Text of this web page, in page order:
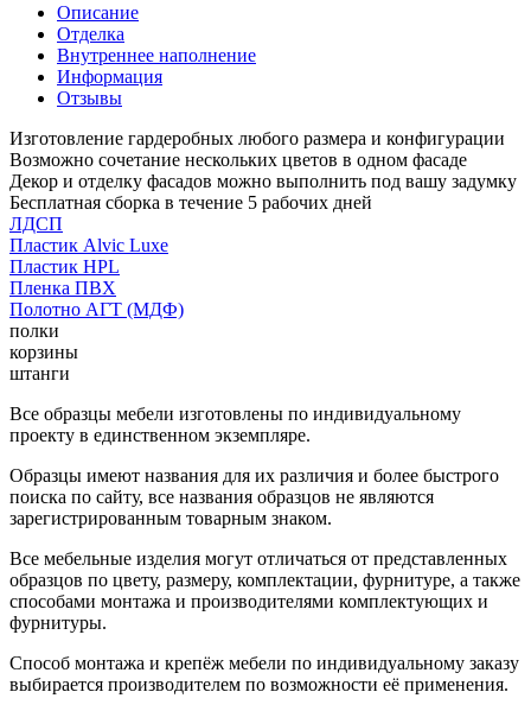
Описание
Отделка
Внутреннее наполнение
Информация
Отзывы
Изготовление гардеробных любого размера и конфигурации
Возможно сочетание нескольких цветов в одном фасаде
Декор и отделку фасадов можно выполнить под вашу задумку
Бесплатная сборка в течение 5 рабочих дней
ЛДСП
Пластик Alvic Luxe
Пластик HPL
Пленка ПВХ
Полотно АГТ (МДФ)
полки
корзины
штанги
Все образцы мебели изготовлены по индивидуальному
проекту в единственном экземпляре.
Образцы имеют названия для их различия и более быстрого
поиска по сайту, все названия образцов не являются
зарегистрированным товарным знаком.
Все мебельные изделия могут отличаться от представленных
образцов по цвету, размеру, комплектации, фурнитуре, а также
способами монтажа и производителями комплектующих и
фурнитуры.
Способ монтажа и крепёж мебели по индивидуальному заказу
выбирается производителем по возможности её применения.